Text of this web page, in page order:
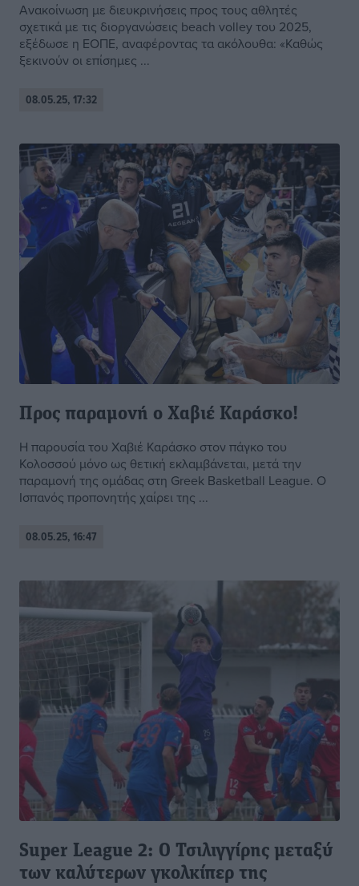
Ανακοίνωση με διευκρινήσεις προς τους αθλητές
σχετικά με τις διοργανώσεις beach volley του 2025,
εξέδωσε η ΕΟΠΕ, αναφέροντας τα ακόλουθα: «Καθώς
ξεκινούν οι επίσημες ...
08.05.25, 17:32
Προς παραμονή ο Χαβιέ Καράσκο!
Η παρουσία του Χαβιέ Καράσκο στον πάγκο του
Κολοσσού μόνο ως θετική εκλαμβάνεται, μετά την
παραμονή της ομάδας στη Greek Basketball League. Ο
Ισπανός προπονητής χαίρει της ...
08.05.25, 16:47
Super League 2: Ο Τσιλιγγίρης μεταξύ
των καλύτερων γκολκίπερ της